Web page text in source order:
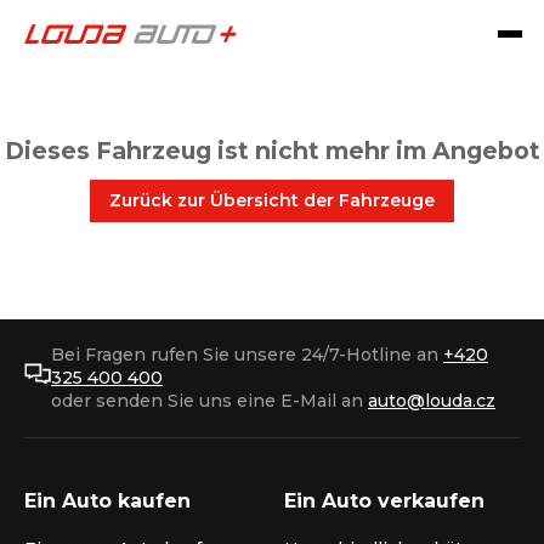
Dieses Fahrzeug ist nicht mehr im Angebot
Zurück zur Übersicht der Fahrzeuge
Bei Fragen rufen Sie unsere 24/7-Hotline an +420
325 400 400
oder senden Sie uns eine E-Mail an auto@louda.cz
Ein Auto kaufen Ein Auto verkaufen